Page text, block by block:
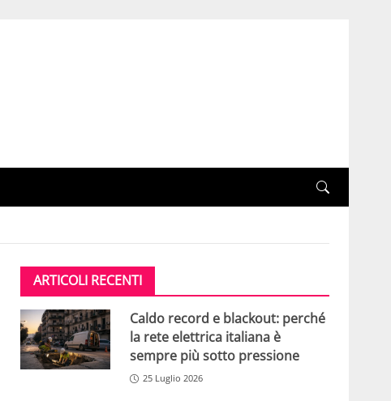
ARTICOLI RECENTI
Caldo record e blackout: perché
la rete elettrica italiana è
sempre più sotto pressione
25 Luglio 2026